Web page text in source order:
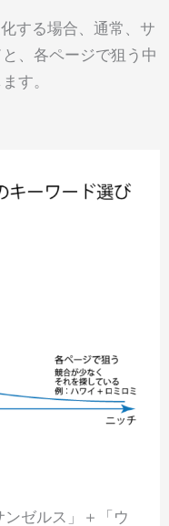
する場合、通常、サ
、各ページで狙う中
す。
ゼルス」＋「ウ